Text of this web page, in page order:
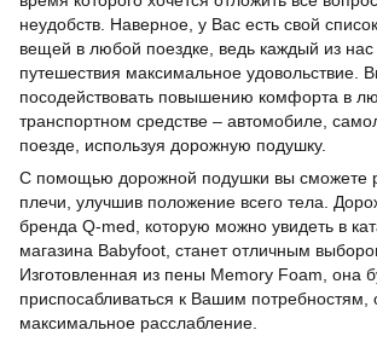
неудобств. Наверное, у Вас есть свой
вещей в любой поездке, ведь каждый из нас
путешествия максимальное удовольствие.
посодействовать повышению комфорта в
транспортном средстве – автомобиле,
поезде, используя дорожную подушку.
С помощью дорожной подушки вы сможете
плечи, улучшив положение всего тела.
бренда Q-med, которую можно увидеть в
магазина Babyfoot, станет отличным
Изготовленная из пены Memory Foam, она
приспосабливаться к Вашим потребностям,
максимальное расслабление.